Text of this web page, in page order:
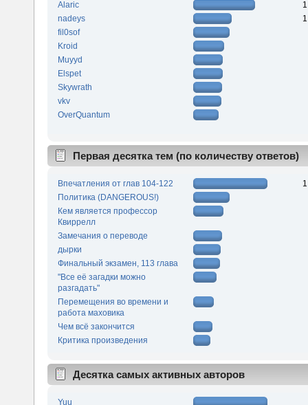
Alaric
nadeys
fil0sof
Kroid
Muyyd
Elspet
Skywrath
vkv
OverQuantum
Первая десятка тем (по количеству ответов)
Впечатления от глав 104-122
Политика (DANGEROUS!)
Кем является профессор
Квиррелл
Замечания о переводе
дырки
Финальный экзамен, 113 глава
"Все её загадки можно
разгадать"
Перемещения во времени и
работа маховика
Чем всё закончится
Критика произведения
Десятка самых активных авторов
Yuu